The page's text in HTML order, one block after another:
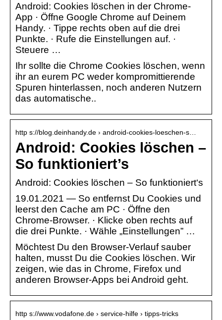
Android: Cookies löschen in der Chrome-
App · Öffne Google Chrome auf Deinem
Handy. · Tippe rechts oben auf die drei
Punkte. · Rufe die Einstellungen auf. ·
Steuere …
Ihr sollte die Chrome Cookies löschen, wenn
ihr an eurem PC weder kompromittierende
Spuren hinterlassen, noch anderen Nutzern
das automatische..
http s://blog.deinhandy.de › android-cookies-loeschen-s…
Android: Cookies löschen –
So funktioniert’s
Android: Cookies löschen – So funktioniert‘s
19.01.2021 — So entfernst Du Cookies und
leerst den Cache am PC · Öffne den
Chrome-Browser. · Klicke oben rechts auf
die drei Punkte. · Wähle „Einstellungen” …
Möchtest Du den Browser-Verlauf sauber
halten, musst Du die Cookies löschen. Wir
zeigen, wie das in Chrome, Firefox und
anderen Browser-Apps bei Android geht.
http s://www.vodafone.de › service-hilfe › tipps-tricks